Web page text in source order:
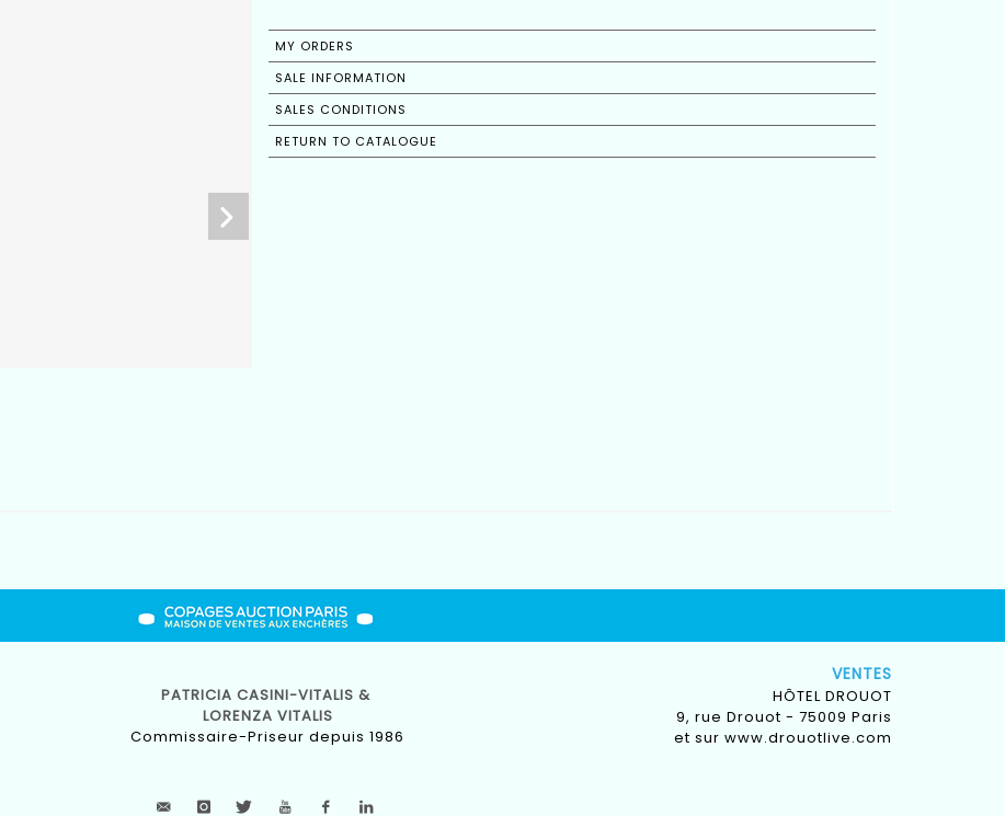
MY ORDERS
SALE INFORMATION
SALES CONDITIONS
RETURN TO CATALOGUE
PATRICIA CASINI-VITALIS &
LORENZA VITALIS
Commissaire-Priseur depuis 1986
VENTES
HÔTEL DROUOT
9, rue Drouot - 75009 Paris
et sur www.drouotlive.com